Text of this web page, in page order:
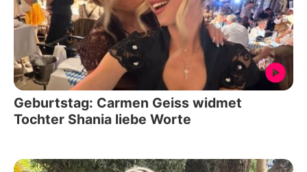
Geburtstag: Carmen Geiss widmet
Tochter Shania liebe Worte